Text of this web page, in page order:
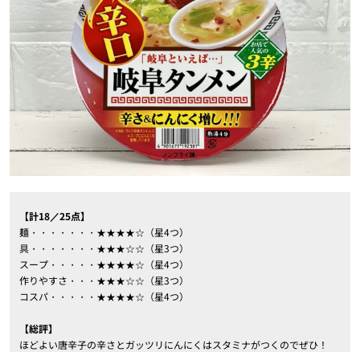
【計18／25点】
麺・・・・・・・★★★★☆（星4つ）
具・・・・・・・★★★☆☆（星3つ）
スープ・・・・・★★★★☆（星4つ）
作りやすさ・・・★★★☆☆（星3つ）
コスパ・・・・・★★★★☆（星4つ）
【総評】
ほどよい唐辛子の辛さとガッツリにんにくはスタミナがつくのでぜひ！